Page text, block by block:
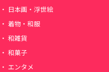
日本画・浮世絵
着物・和服
和雑貨
和菓子
エンタメ